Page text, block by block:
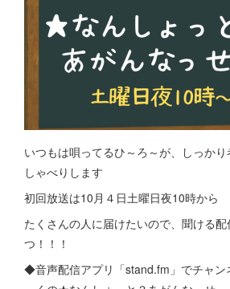
いつもは唄ってるひ～ろ～が、しっか
しゃべりします
初回放送は10月４日土曜日夜10時から
たくさんの人に届けたいので、聞ける配
つ！！！
◆音声配信アプリ「stand.fm」でチャン